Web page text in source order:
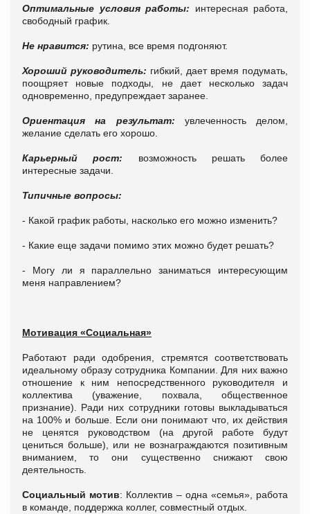
Оптимальные условия работы: интересная работа,
свободный график.
Не нравится: рутина, все время подгоняют.
Хороший руководитель: гибкий, дает время подумать,
поощряет новые подходы, не дает несколько задач
одновременно, предупреждает заранее.
Ориентация на результат: увлеченность делом,
желание сделать его хорошо.
Карьерный рост: возможность решать более
интересные задачи.
Типичные вопросы:
- Какой график работы, насколько его можно изменить?
- Какие еще задачи помимо этих можно будет решать?
- Могу ли я параллельно заниматься интересующим
меня направлением?
Мотивация «Социальная»
Работают ради одобрения, стремятся соответствовать
идеальному образу сотрудника Компании. Для них важно
отношение к ним непосредственного руководителя и
коллектива (уважение, похвала, общественное
признание). Ради них сотрудники готовы выкладываться
на 100% и больше. Если они понимают что, их действия
не ценятся руководством (на другой работе будут
цениться больше), или не вознаграждаются позитивным
вниманием, то они существенно снижают свою
деятельность.
Социальный мотив: Коллектив – одна «семья», работа
в команде, поддержка коллег, совместный отдых.